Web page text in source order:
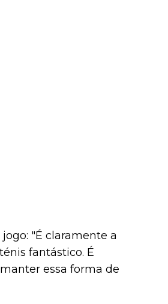
"É claramente a
fantástico. É
essa forma de